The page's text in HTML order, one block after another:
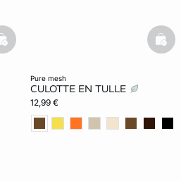
basketfull
pure mesh
CULOTTE EN TULLE
12,99 €